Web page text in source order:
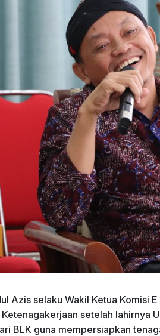
Azis selaku Wakil Ketua Komisi
setelah lahirnya
BLK guna mempersiapkan